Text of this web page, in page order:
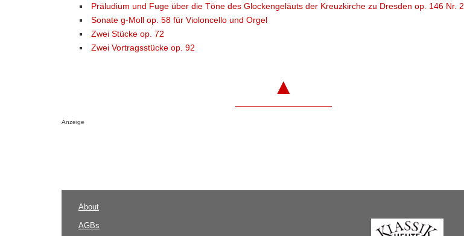
Präludium und Fuge über die Töne des Glockengeläuts der Kreuzkirche zu Dresden op. 146 Nr. 2
Sonate g-Moll op. 58 für Violoncello und Orgel
Zwei Stücke op. 72
Zwei Vortragsstücke op. 92
▲
Anzeige
About
AGBs